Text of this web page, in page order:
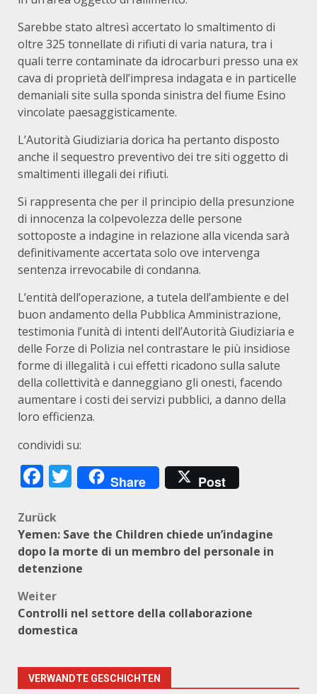
Sarebbe stato altresì accertato lo smaltimento di
oltre 325 tonnellate di rifiuti di varia natura, tra i
quali terre contaminate da idrocarburi presso una ex
cava di proprietà dell’impresa indagata e in particelle
demaniali site sulla sponda sinistra del fiume Esino
vincolate paesaggisticamente.
L’Autorità Giudiziaria dorica ha pertanto disposto
anche il sequestro preventivo dei tre siti oggetto di
smaltimenti illegali dei rifiuti.
Si rappresenta che per il principio della presunzione
di innocenza la colpevolezza delle persone
sottoposte a indagine in relazione alla vicenda sarà
definitivamente accertata solo ove intervenga
sentenza irrevocabile di condanna.
L’entità dell’operazione, a tutela dell’ambiente e del
buon andamento della Pubblica Amministrazione,
testimonia l’unità di intenti dell’Autorità Giudiziaria e
delle Forze di Polizia nel contrastare le più insidiose
forme di illegalità i cui effetti ricadono sulla salute
della collettività e danneggiano gli onesti, facendo
aumentare i costi dei servizi pubblici, a danno della
loro efficienza.
condividi su:
Facebook
Twitter
Share Post
Beitragsnavigation
Zurück
Yemen: Save the Children chiede un’indagine
dopo la morte di un membro del personale in
detenzione
Weiter
Controlli nel settore della collaborazione
domestica
VERWANDTE GESCHICHTEN